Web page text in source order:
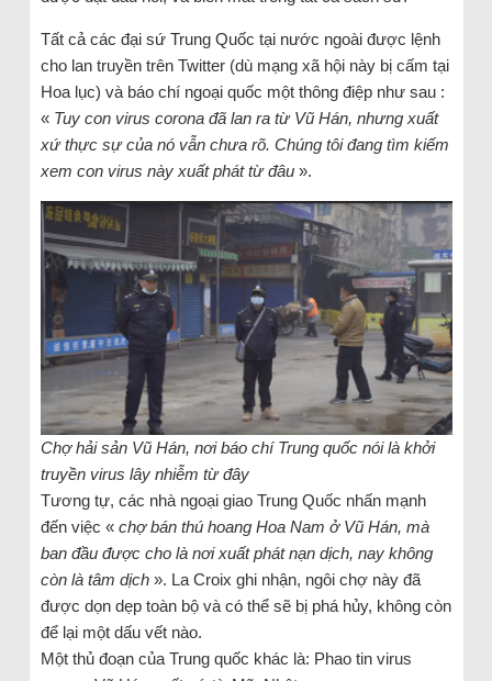
Tất cả các đại sứ Trung Quốc tại nước ngoài được lệnh
cho lan truyền trên Twitter (dù mạng xã hội này bị cấm tại
Hoa lục) và báo chí ngoại quốc một thông điệp như sau :
« Tuy con virus corona đã lan ra từ Vũ Hán, nhưng xuất
xứ thực sự của nó vẫn chưa rõ. Chúng tôi đang tìm kiếm
xem con virus này xuất phát từ đâu».
Chợ hải sản Vũ Hán, nơi báo chí Trung quốc nói là khởi
truyền virus lây nhiễm từ đây
Tương tự, các nhà ngoại giao Trung Quốc nhấn mạnh
đến việc « chợ bán thú hoang Hoa Nam ở Vũ Hán, mà
ban đầu được cho là nơi xuất phát nạn dịch, nay không
còn là tâm dịch». La Croix ghi nhận, ngôi chợ này đã
được dọn dẹp toàn bộ và có thể sẽ bị phá hủy, không còn
để lại một dấu vết nào.
Một thủ đoạn của Trung quốc khác là: Phao tin virus